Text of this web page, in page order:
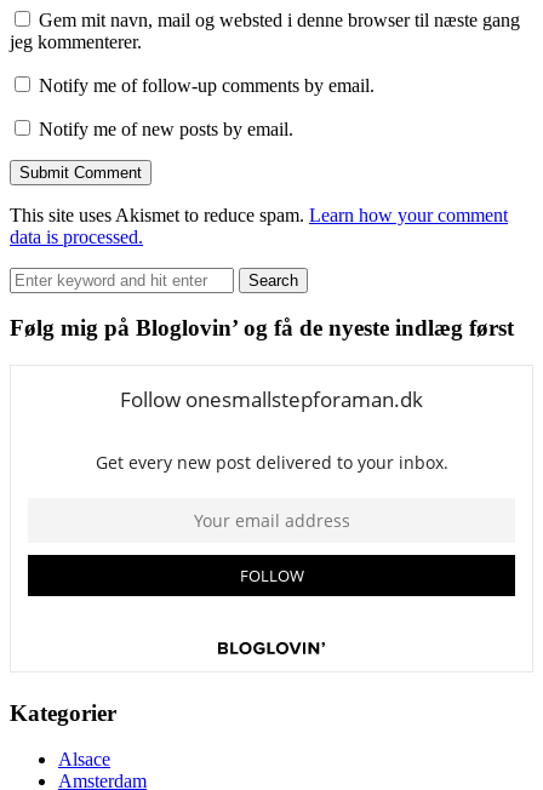
Gem mit navn, mail og websted i denne browser til næste gang
jeg kommenterer.
Notify me of follow-up comments by email.
Notify me of new posts by email.
This site uses Akismet to reduce spam. Learn how your comment
data is processed.
Search
for:
Search
Følg mig på Bloglovin’ og få de nyeste indlæg først
Kategorier
Alsace
Amsterdam